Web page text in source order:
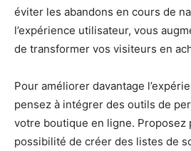
éviter les abandons en cours de
l’expérience utilisateur, vous
de transformer vos visiteurs en
Pour améliorer davantage
pensez à intégrer des outils de
votre boutique en ligne. Proposez
possibilité de créer des listes de